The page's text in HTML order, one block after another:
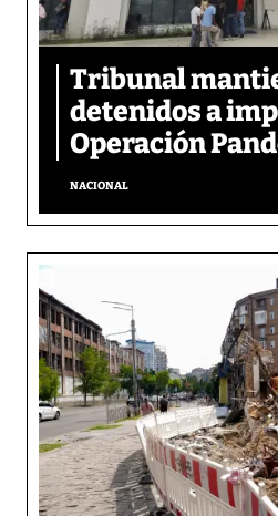
Tribunal
detenidos a
Operación
NACIONAL